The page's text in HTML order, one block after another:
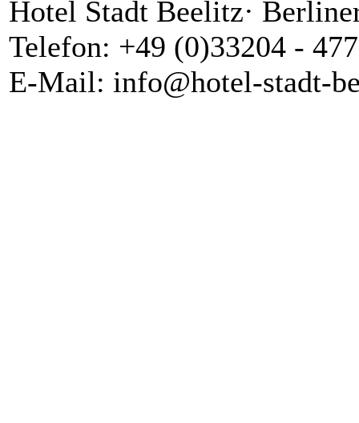
Hotel Stadt Beelitz·
Telefon: +49 (0)33204 -
E-Mail: info@hotel-stadt-